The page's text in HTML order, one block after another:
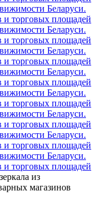
Беларуси.
и торговых площадей
Беларуси.
и торговых площадей
Беларуси.
и торговых площадей
Беларуси.
и торговых площадей
Беларуси.
и торговых площадей
Беларуси.
и торговых площадей
Беларуси.
и торговых площадей
Беларуси.
и торговых площадей
из
магазинов